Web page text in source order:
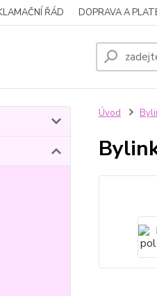
ŘÁD DOPRAVA A
Úvod